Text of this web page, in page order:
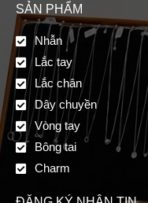
SẢN PHẨM
Nhẫn
Lắc tay
Lắc chân
Dây chuyền
Vòng tay
Bông tai
Charm